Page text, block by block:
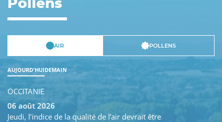
Pollens
AIR POLLENS
AUJOURD'HUIDEMAIN
OCCITANIE
06 août 2026
Jeudi, l’indice de la qualité de l’air devrait être